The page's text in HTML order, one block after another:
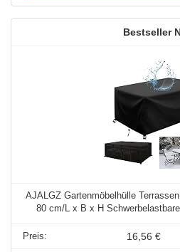
AJALGZ Gartenmöbelhülle
80 cm/L x B x H
16,56 €